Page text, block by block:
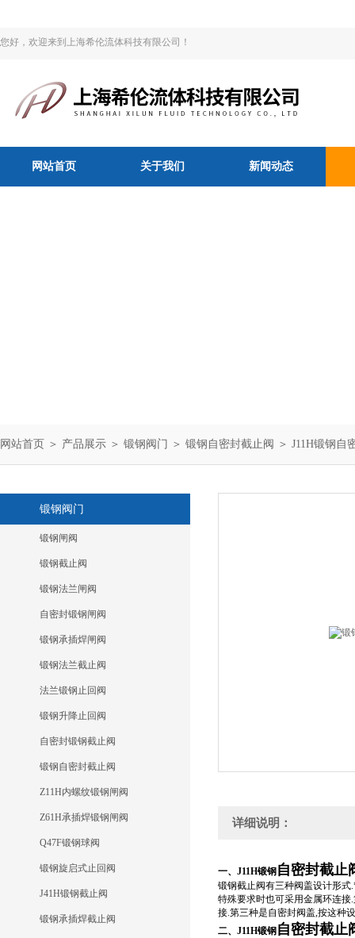
您好，欢迎来到上海希伦流体科技有限公司！
网站首页 关于我们 新闻动态
网站首页 ＞ 产品展示 ＞ 锻钢阀门 ＞ 锻钢自密封截止阀 ＞ J11H锻钢自
锻钢阀门
锻钢闸阀
锻钢截止阀
锻钢法兰闸阀
自密封锻钢闸阀
锻钢承插焊闸阀
锻钢法兰截止阀
法兰锻钢止回阀
锻钢升降止回阀
自密封锻钢截止阀
锻钢自密封截止阀
Z11H内螺纹锻钢闸阀
Z61H承插焊锻钢闸阀
Q47F锻钢球阀
锻钢旋启式止回阀
J41H锻钢截止阀
锻钢承插焊截止阀
详细说明：
一、J11H锻钢 自密封截止
锻钢截止阀有三种阀盖设计形
特殊要求时也可采用金属环连
接.第三种是自密封阀盖,按这种
二、J11H锻钢 自密封截止